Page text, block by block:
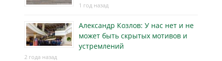
1 год назад
Александр Козлов: У нас нет и не
может быть скрытых мотивов и
устремлений
2 года назад